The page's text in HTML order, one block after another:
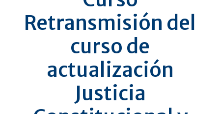
Retransmisión del
curso de
actualización
Justicia